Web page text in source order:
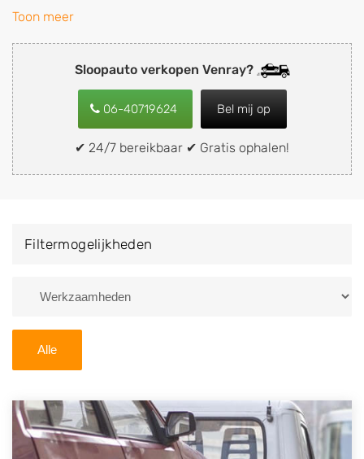
Sloopauto verkopen Venray?
06-40719624 Bel mij op
✔ 24/7 bereikbaar ✔ Gratis ophalen!
lijst die gespecialiseerd is in de verkoop van
de inkoop van sloopauto's, schadeauto's en
tweedehands auto's (ook zonder apk keuring). Wilt u
uw auto, camper, vrachtwagen, motor of brommobiel
snel en eenvoudig verkopen aan een
demontagebedrijf in de buurt, deze zelf wegbrengen
naar de sloop of deze liever laten ophalen op een
van Venray en ontvang een vergoeding voor uw oude
Zoekt u liever naar een sloperij in een andere plaats of
U kunt er ook voor kiezen om direct uw sloopauto te
verkopen en op te laten halen door de Sloopauto
Ophaaldienst van Autosloperijen.nl. Wij kunnen uw
Toon meer
Filtermogelijkheden
Alle